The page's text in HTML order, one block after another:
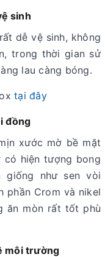
sinh
dễ vệ sinh, không
trong thời gian sử
lau càng bóng.
tại đây
đồng
xước mờ bề mặt
có hiện tượng bong
giống như sen vòi
Crom và nikel
ăn mòn rất tốt phù
môi trường